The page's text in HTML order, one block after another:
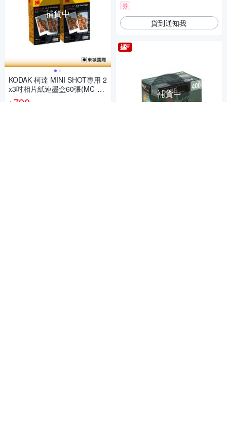
補貨中
KODAK 柯達 MINI SHOT專用 2
x3吋相片紙連墨盒60張(MC-6
0) 公司貨
$ 790
券
貨到通知我
補貨中